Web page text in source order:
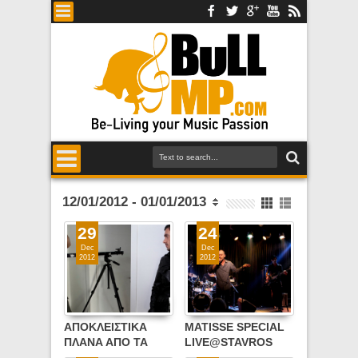
12/01/2012 - 01/01/2013
ΑΠΟΚΛΕΙΣΤΙΚΑ
ΠΛΑΝΑ ΑΠΟ ΤΑ
29
Dec
2012
MATISSE SPECIAL
LIVE@STAVROS
24
Dec
2012